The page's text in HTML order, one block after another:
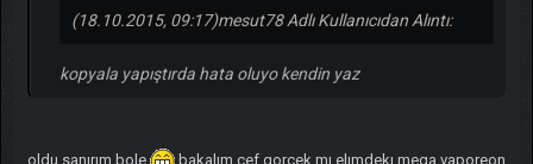
(18.10.2015, 09:17)mesut78 Adlı Kullanıcıdan Alıntı:
kopyala yapıştırda hata oluyo kendin yaz
oldu sanırım bole
bakalım cef gorcek mı elımdekı mega vaporeon